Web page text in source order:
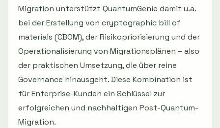
Migration unterstützt QuantumGenie damit u.a.
bei der Erstellung von cryptographic bill of
materials (CBOM), der Risikopriorisierung und der
Operationalisierung von Migrationsplänen – also
der praktischen Umsetzung, die über reine
Governance hinausgeht. Diese Kombination ist
für Enterprise-Kunden ein Schlüssel zur
erfolgreichen und nachhaltigen Post-Quantum-
Migration.